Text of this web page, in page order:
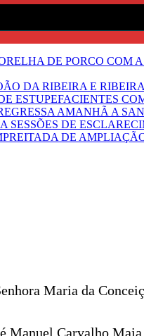
DE PORCO COM
DA RIBEIRA E
ESTUPEFACIENTES
AMANHÃ A
DE
DE
Maria da
Manuel Carvalho